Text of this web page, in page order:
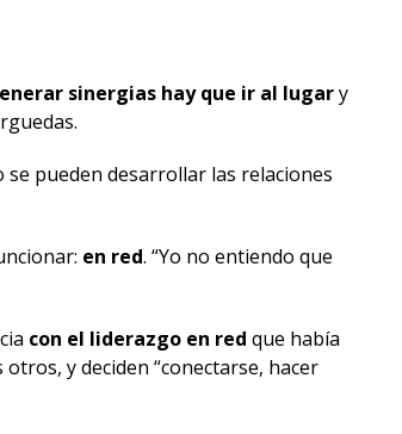
sinergias hay que ir al lugary
se pueden desarrollar las relaciones
en red. “Yo no entiendo que
con el liderazgo en red que había
y deciden “conectarse, hacer